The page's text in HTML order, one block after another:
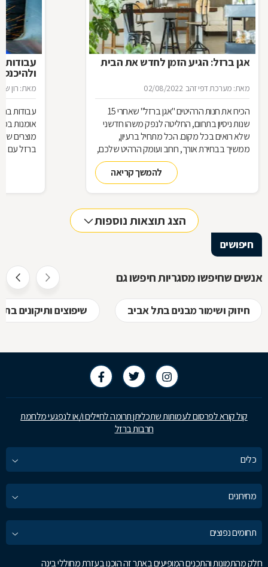
אגן ברזל: הגיע הזמן לחדש את הבית
מאת: מערכת דפי זהב 02/08/2022
הכירו את חנות הרהיטים ''אגן ברזל'' שאחרי 15
שנות ניסיון בתחום, החליטה לנפק משהו חדשני
שלא רואים בכל מקום. הכל מתחיל ברעיון,
ממשיך בבחירת אורך, רוחב ועומק הרהיט שלכם,
ממשיך בייצור מקורי ממיטב חומרי הגלם ומסתיים
ביצירת הפתרון המרשים והמעשי ביותר עבורכם
להמשך קריאה
עבודות
מאת: רון
עבודות
אומנות
מוצרים
ברזל עם
הצג תוצאות נוספות
חיפושים
אנשים שחיפשו מסגריות חיפשו גם
חיזוק ושימור מבנים בתל אביב שיפוצים ותיקונים
קול קורא לפרסום לעמותות שתכליתן תרומה לחיילים ו/או לנפגעי מלחמת
חרבות ברזל
כלים
מחירונים
תחומים נפוצים
חלק מהתמונות והתכנים המופיעים באתר זה הוכנו בעזרת מחוללי בינה